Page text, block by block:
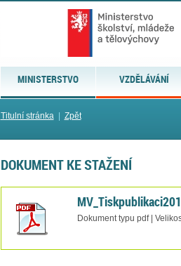
MINISTERSTVO VZDĚLÁVÁNÍ
Titulní stránka| Zpět
DOKUMENT KE STAŽENÍ
Dokument typu pdf |